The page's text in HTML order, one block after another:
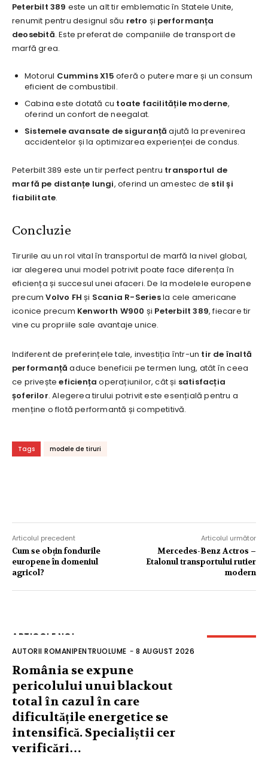
Peterbilt 389 este un alt tir emblematic în Statele Unite,
renumit pentru designul său retro și performanța
deosebită. Este preferat de companiile de transport de
marfă grea.
Motorul Cummins X15 oferă o putere mare și un consum
eficient de combustibil.
Cabina este dotată cu toate facilitățile moderne,
oferind un confort de neegalat.
Sistemele avansate de siguranță ajută la prevenirea
accidentelor și la optimizarea experienței de condus.
Peterbilt 389 este un tir perfect pentru transportul de
marfă pe distanțe lungi, oferind un amestec de stil și
fiabilitate.
Concluzie
Tirurile au un rol vital în transportul de marfă la nivel global,
iar alegerea unui model potrivit poate face diferența în
eficiența și succesul unei afaceri. De la modelele europene
precumVolvo FH și Scania R-Seriesla cele americane
iconice precum Kenworth W900 și Peterbilt 389, fiecare tir
vine cu propriile sale avantaje unice.
Indiferent de preferințele tale, investiția într-un tir de înaltă
performanță aduce beneficii pe termen lung, atât în ceea
ce priveșteeficiența operațiunilor, cât și satisfacția
șoferilor. Alegerea tirului potrivit este esențială pentru a
menține o flotă performantă și competitivă.
Tags modele de tiruri
Articolul precedent
Cum se obțin fondurile
europene în domeniul
agricol?
Articolul următor
Mercedes-Benz Actros –
Etalonul transportului rutier
modern
ARTICOLE NOI
AUTORII ROMANIPENTRUOLUME - 8 AUGUST 2026
România se expune
pericolului unui blackout
total în cazul în care
dificultățile energetice se
intensifică. Specialiștii cer
verificări…